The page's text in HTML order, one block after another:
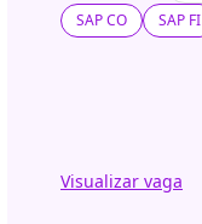
SAP CO SAP FI
Visualizar vaga